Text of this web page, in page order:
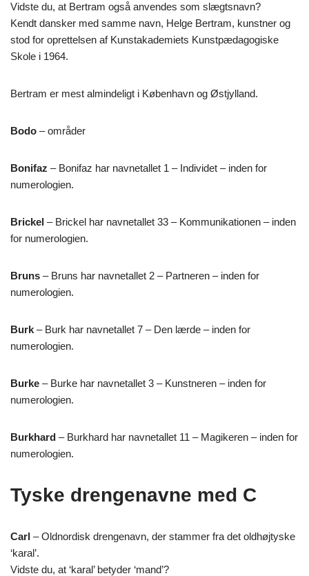
Vidste du, at Bertram også anvendes som slægtsnavn?
Kendt dansker med samme navn, Helge Bertram, kunstner og
stod for oprettelsen af Kunstakademiets Kunstpædagogiske
Skole i 1964.
Bertram er mest almindeligt i København og Østjylland.
Bodo – områder
Bonifaz – Bonifaz har navnetallet 1 – Individet – inden for
numerologien.
Brickel – Brickel har navnetallet 33 – Kommunikationen – inden
for numerologien.
Bruns – Bruns har navnetallet 2 – Partneren – inden for
numerologien.
Burk – Burk har navnetallet 7 – Den lærde – inden for
numerologien.
Burke – Burke har navnetallet 3 – Kunstneren – inden for
numerologien.
Burkhard – Burkhard har navnetallet 11 – Magikeren – inden for
numerologien.
Tyske drengenavne med C
Carl – Oldnordisk drengenavn, der stammer fra det oldhøjtyske
‘karal’.
Vidste du, at ‘karal’ betyder ‘mand’?